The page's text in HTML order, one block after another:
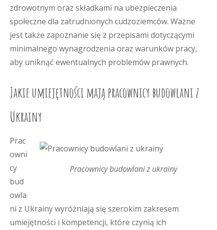
zdrowotnym oraz składkami na ubezpieczenia
społeczne dla zatrudnionych cudzoziemców. Ważne
jest także zapoznanie się z przepisami dotyczącymi
minimalnego wynagrodzenia oraz warunków pracy,
aby uniknąć ewentualnych problemów prawnych.
Jakie umiejętności mają pracownicy budowlani z
Ukrainy
Pracownicy budowlani z ukrainy
Prac
owni
cy
bud
owla
ni z Ukrainy wyróżniają się szerokim zakresem
umiejętności i kompetencji, które czynią ich